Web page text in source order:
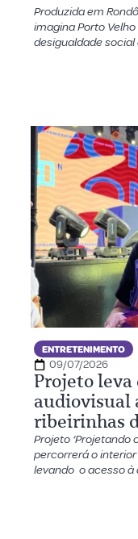
Produzida em
imagina Porto
desigualdade
ENTRETENIMENTO
09/07/2026
Projeto leva
audiovisual
ribeirinhas
Projeto ‘Projetando
percorrerá o
levando o acesso à